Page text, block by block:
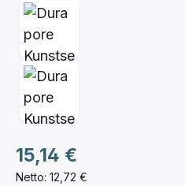
Netto: 12,72 €
Regulärer Preis:
15,14 €